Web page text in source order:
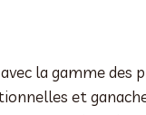
la gamme des
et